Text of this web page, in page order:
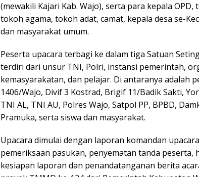
(mewakili Kajari Kab. Wajo), serta para kepala OPD,
tokoh agama, tokoh adat, camat, kepala desa se-
dan masyarakat umum.
Peserta upacara terbagi ke dalam tiga Satuan
terdiri dari unsur TNI, Polri, instansi pemerintah,
kemasyarakatan, dan pelajar. Di antaranya adalah
1406/Wajo, Divif 3 Kostrad, Brigif 11/Badik Sakti,
TNI AL, TNI AU, Polres Wajo, Satpol PP, BPBD,
Pramuka, serta siswa dan masyarakat.
Upacara dimulai dengan laporan komandan
pemeriksaan pasukan, penyematan tanda peserta,
kesiapan laporan dan penandatanganan berita